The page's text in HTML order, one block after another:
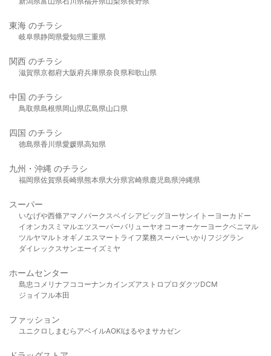
東海 のチラシ
岐阜県静岡県愛知県三重県
関西 のチラシ
滋賀県京都府大阪府兵庫県奈良県和歌山県
中国 のチラシ
鳥取県島根県岡山県広島県山口県
四国 のチラシ
徳島県香川県愛媛県高知県
九州・沖縄 のチラシ
福岡県佐賀県長崎県熊本県大分県宮崎県鹿児島県沖縄県
スーパー
いなげや西條アマノパークスベイシア ビッグヨーサンイトーヨーカドー
イオンカスミ マルエツスーパーバリューヤオコーオーケー ヨークベニマル
ツルヤマルト オギノ エスマート ライフ業務スーパーいかり フジグラン
ダイレックスサンエーイズミヤ
ホームセンター
島忠 コメリ ナフコ コーナンカインズアストロプロダクツDCM
ジョイフル本田
ファッション
ユニクロ しまむら アベイルAOKIはるやま サカゼン